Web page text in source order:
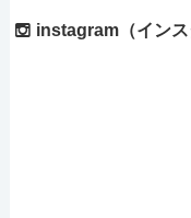
instagram（インス